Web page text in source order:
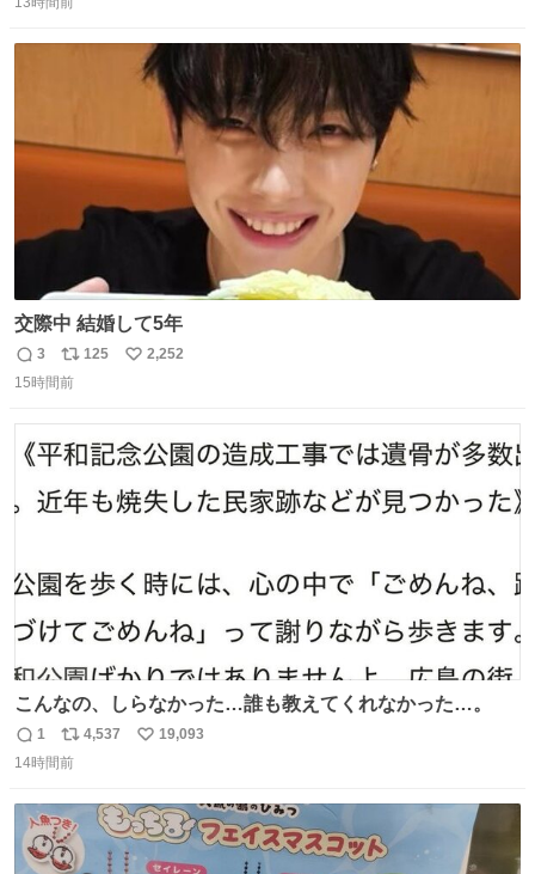
信
ポ
交際中 結婚して5年
返
信
3
リ
ポ
ト
数
125
い
数
2,252
15時間前
こんなの、しらなかった…誰も教えてくれなかった…。
返
信
1
リ
ポ
ト
数
4,537
い
数
19,093
14時間前